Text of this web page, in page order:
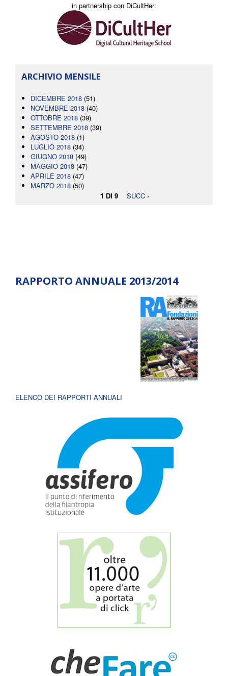
in partnership con DiCultHer:
ARCHIVIO MENSILE
DICEMBRE 2018 (51)
NOVEMBRE 2018 (40)
OTTOBRE 2018 (39)
SETTEMBRE 2018 (39)
AGOSTO 2018 (1)
LUGLIO 2018 (34)
GIUGNO 2018 (49)
MAGGIO 2018 (47)
APRILE 2018 (47)
MARZO 2018 (50)
1 DI 9
SUCC ›
RAPPORTO ANNUALE 2013/2014
ELENCO DEI RAPPORTI ANNUALI